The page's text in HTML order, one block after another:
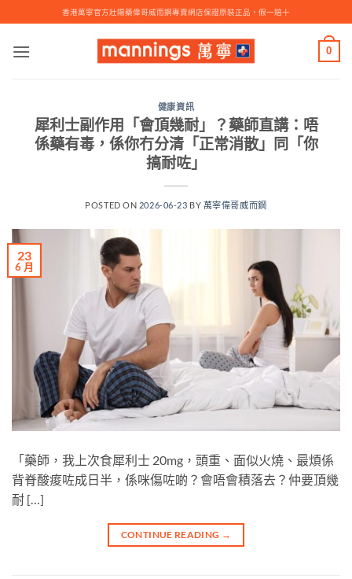
to
content
香港萬寧官方壯陽藥偉哥威而鋼專賣網店保證原裝正品，假一賠十
0
健康資訊
犀利士副作用「會頂幾耐」？藥師直講：唔
係藥有毒，係你冇分清「正常消散」同「你
搞耐咗」
POSTED ON 2026-06-23 BY 萬寧偉哥威而鋼
23
6 月
「藥師，我上次食犀利士 20mg，頭重、面似火燒、最煩係
背脊酸痠咗成日半，係咪傷咗啲？會唔會積落去？仲要頂幾
耐 […]
CONTINUE READING →